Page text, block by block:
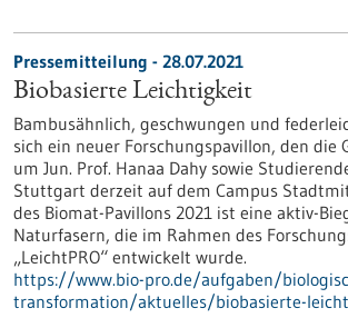
Pressemitteilung - 28.07.2021
Biobasierte Leichtigkeit
Bambusähnlich, geschwungen und
sich ein neuer Forschungspavillon, den die
um Jun. Prof. Hanaa Dahy sowie
Stuttgart derzeit auf dem Campus
des Biomat-Pavillons 2021 ist eine aktiv-
Naturfasern, die im Rahmen des
„LeichtPRO“ entwickelt wurde.
https://www.bio-pro.de/aufgaben/
transformation/aktuelles/biobasierte-